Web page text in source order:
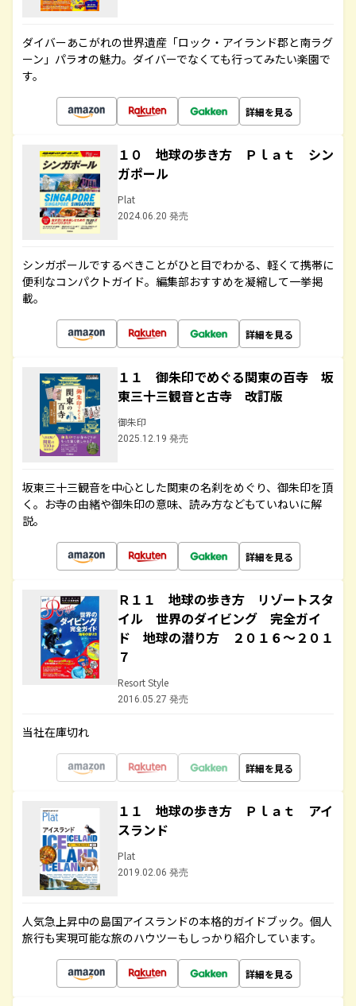
ダイバーあこがれの世界遺産「ロック・アイランド郡と南ラグ
ーン」パラオの魅力。ダイバーでなくても行ってみたい楽園で
す。
詳細を見る
１０ 地球の歩き方 Ｐｌａｔ シン
ガポール
Plat
2024.06.20 発売
シンガポールでするべきことがひと目でわかる、軽くて携帯に
便利なコンパクトガイド。編集部おすすめを凝縮して一挙掲
載。
詳細を見る
１１ 御朱印でめぐる関東の百寺 坂
東三十三観音と古寺 改訂版
御朱印
2025.12.19 発売
坂東三十三観音を中心とした関東の名刹をめぐり、御朱印を頂
く。お寺の由緒や御朱印の意味、読み方などもていねいに解
説。
詳細を見る
Ｒ１１ 地球の歩き方 リゾートスタ
イル 世界のダイビング 完全ガイ
ド 地球の潜り方 ２０１６～２０１
７
Resort Style
2016.05.27 発売
当社在庫切れ
詳細を見る
１１ 地球の歩き方 Ｐｌａｔ アイ
スランド
Plat
2019.02.06 発売
人気急上昇中の島国アイスランドの本格的ガイドブック。個人
旅行も実現可能な旅のハウツーもしっかり紹介しています。
詳細を見る